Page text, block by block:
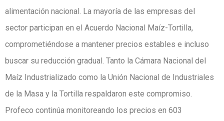
alimentación nacional. La mayoría de las empresas del
sector participan en el Acuerdo Nacional Maíz-Tortilla,
comprometiéndose a mantener precios estables e incluso
buscar su reducción gradual. Tanto la Cámara Nacional del
Maíz Industrializado como la Unión Nacional de Industriales
de la Masa y la Tortilla respaldaron este compromiso.
Profeco continúa monitoreando los precios en 603